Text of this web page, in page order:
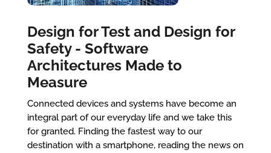
Design for Test and Design for
Safety - Software
Architectures Made to
Measure
Connected devices and systems have become an
integral part of our everyday life and we take this
for granted. Finding the fastest way to our
destination with a smartphone, reading the news on